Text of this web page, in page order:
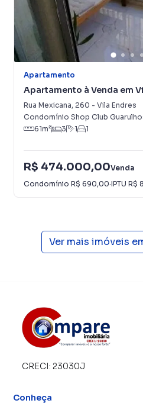
temos uma equipe de
campanhas específicas para
muito o número de contatos
consequência uma maior
imóvel mais rápido.
programadores, corretores
atendimento preparada para
inquilinos.
Apartamento
Apartamento à Venda em
Rua Mexicana, 260 - Vila Endres
Condomínio Shop Club
61m² 3 1 1
R$ 474.000,00Venda
Condomínio R$ 690,00·IPTU R$
Ver mais imóveis
CRECI: 23030J
Conheça